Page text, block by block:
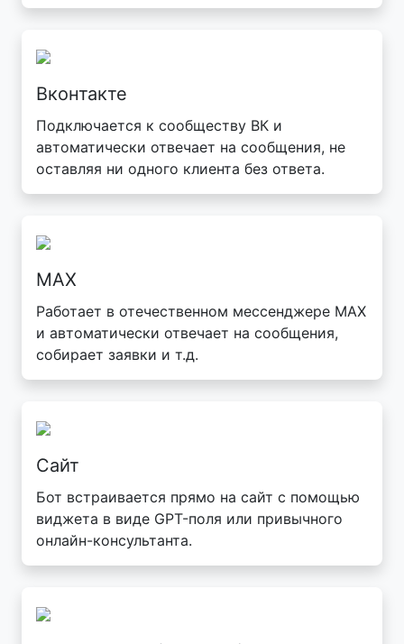
Вконтакте
Подключается к сообществу ВК и
автоматически отвечает на сообщения, не
оставляя ни одного клиента без ответа.
MAX
Работает в отечественном мессенджере MAX
и автоматически отвечает на сообщения,
собирает заявки и т.д.
Сайт
Бот встраивается прямо на сайт с помощью
виджета в виде GPT-поля или привычного
онлайн-консультанта.